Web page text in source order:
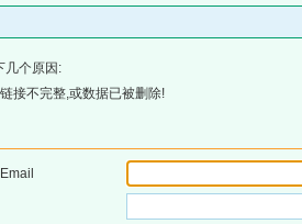
几个原因:
接不完整,或数据已被删除!
Email